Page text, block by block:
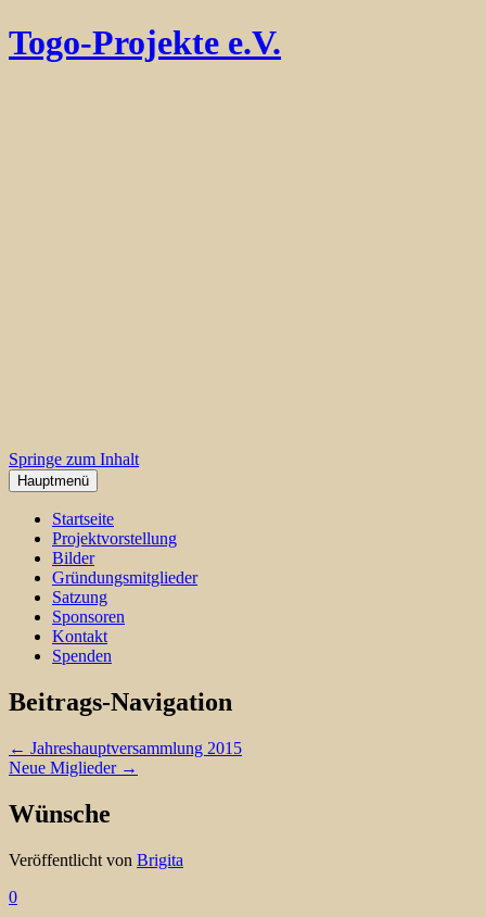
Togo-Projekte e.V.
Springe zum Inhalt
Hauptmenü
Startseite
Projektvorstellung
Bilder
Gründungsmitglieder
Satzung
Sponsoren
Kontakt
Spenden
Beitrags-Navigation
← Jahreshauptversammlung 2015
Neue Miglieder →
Wünsche
Veröffentlicht von Brigita
0